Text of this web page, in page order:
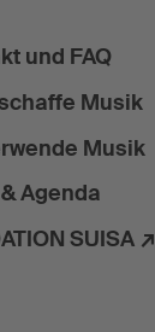
und FAQ
Musik
Musik
Agenda
SUISA ↗